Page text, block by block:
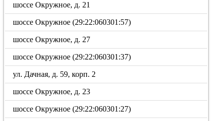
шоссе Окружное, д. 21
шоссе Окружное (29:22:060301:57)
шоссе Окружное, д. 27
шоссе Окружное (29:22:060301:37)
ул. Дачная, д. 59, корп. 2
шоссе Окружное, д. 23
шоссе Окружное (29:22:060301:27)